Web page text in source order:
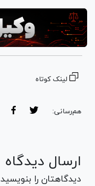
لینک کوتاه
هم‌رسانی:
ارسال دیدگاه
دیدگاهتان را بنویسید